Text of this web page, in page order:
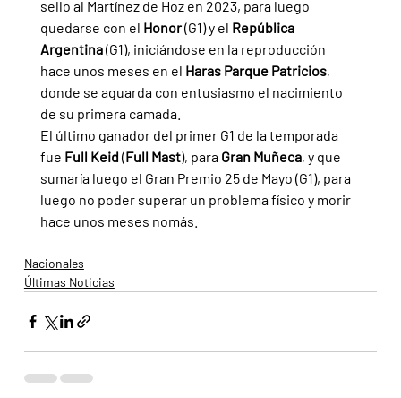
sello al Martínez de Hoz en 2023, para luego
quedarse con el Honor (G1) y el República
Argentina (G1), iniciándose en la reproducción
hace unos meses en el Haras Parque Patricios,
donde se aguarda con entusiasmo el nacimiento
de su primera camada.
El último ganador del primer G1 de la temporada
fue Full Keid (Full Mast), para Gran Muñeca, y que
sumaría luego el Gran Premio 25 de Mayo (G1), para
luego no poder superar un problema físico y morir
hace unos meses nomás.
Nacionales
Últimas Noticias